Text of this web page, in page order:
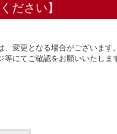
ださい】
変更となる場合がございます。
にてご確認をお願いいたしま